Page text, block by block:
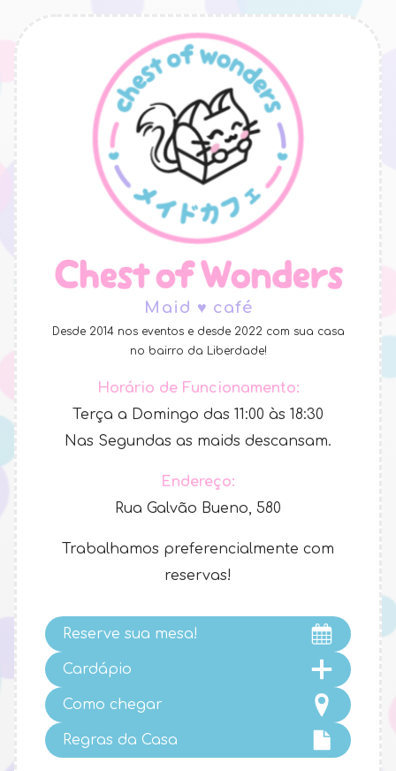
Maid ♥ café
Desde 2014 nos eventos e desde 2022 com sua casa
no bairro da Liberdade!
Horário de Funcionamento:
Terça a Domingo das 11:00 às 18:30
Nas Segundas as maids descansam.
Endereço:
Rua Galvão Bueno, 580
Trabalhamos preferencialmente com
reservas!
Reserve sua mesa!
Cardápio
Como chegar
Regras da Casa